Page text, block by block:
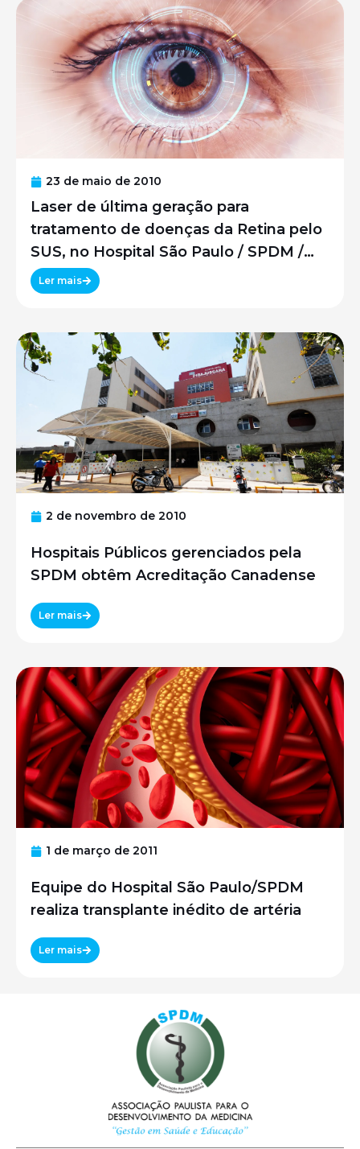
23 de maio de 2010
Laser de última geração para
tratamento de doenças da Retina pelo
SUS, no Hospital São Paulo / SPDM /
UNIFESP
Ler mais
2 de novembro de 2010
Hospitais Públicos gerenciados pela
SPDM obtêm Acreditação Canadense
Ler mais
1 de março de 2011
Equipe do Hospital São Paulo/SPDM
realiza transplante inédito de artéria
Ler mais